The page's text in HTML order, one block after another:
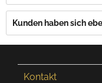
Kunden haben sich
Kontakt